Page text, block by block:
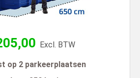
Excl. BTW
op 2 parkeerplaatsen